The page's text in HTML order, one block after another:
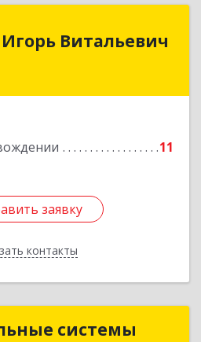
Витальевич
11
заявку
контакты
край, Мостовский р-н,
заявку
Назад
системы
системы